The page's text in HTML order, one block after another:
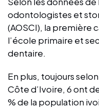
odontologistes et
(AOSCI), la première
l’école primaire et
dentaire.
En plus, toujours
Côte d’Ivoire, 6 ont
% de la population